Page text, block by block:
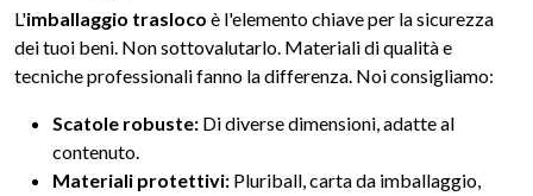
L'imballaggio trasloco è l'elemento chiave per la sicurezza
dei tuoi beni. Non sottovalutarlo. Materiali di qualità e
tecniche professionali fanno la differenza. Noi consigliamo:
Scatole robuste: Di diverse dimensioni, adatte al
contenuto.
Materiali protettivi: Pluriball, carta da imballaggio,